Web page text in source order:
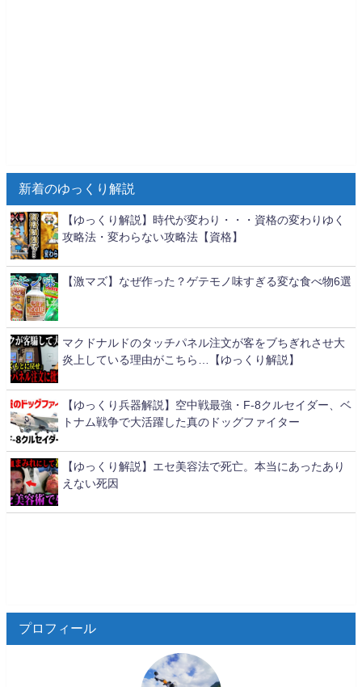
新着のゆっくり解説
【ゆっくり解説】時代が変わり・・・資格の変わりゆく
攻略法・変わらない攻略法【資格】
【激マズ】なぜ作った？ゲテモノ味すぎる変な食べ物6選
マクドナルドのタッチパネル注文が客をブちぎれさせ大
炎上している理由がこちら…【ゆっくり解説】
【ゆっくり兵器解説】空中戦最強・F-8クルセイダー、ベ
トナム戦争で大活躍した真のドッグファイター
【ゆっくり解説】エセ美容法で死亡。本当にあったあり
えない死因
プロフィール